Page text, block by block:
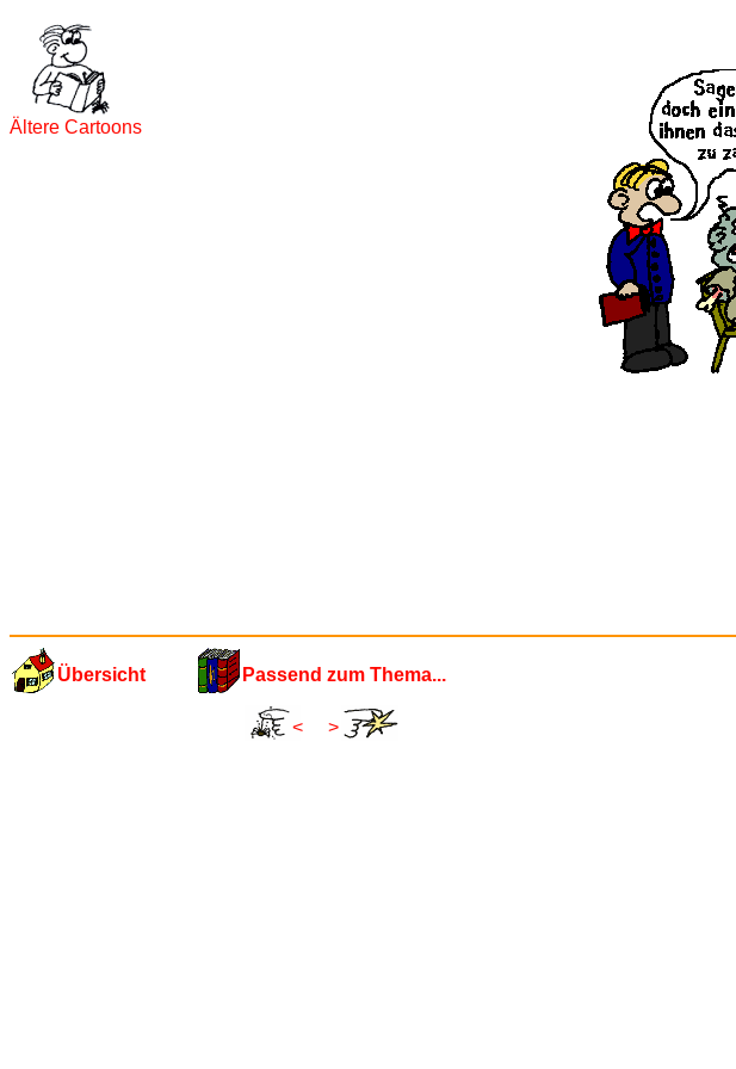
Ältere Cartoons
Übersicht Passend zum Thema...
< >